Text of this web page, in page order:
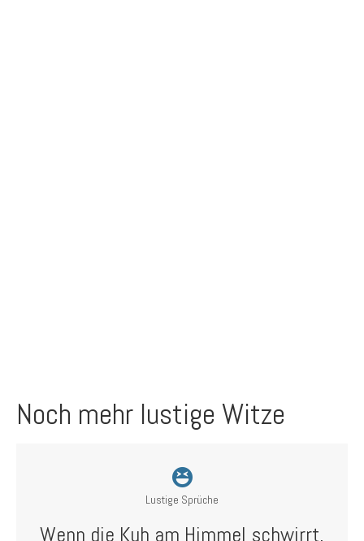
Noch mehr lustige Witze
Lustige Sprüche
Wenn die Kuh am Himmel schwirrt,